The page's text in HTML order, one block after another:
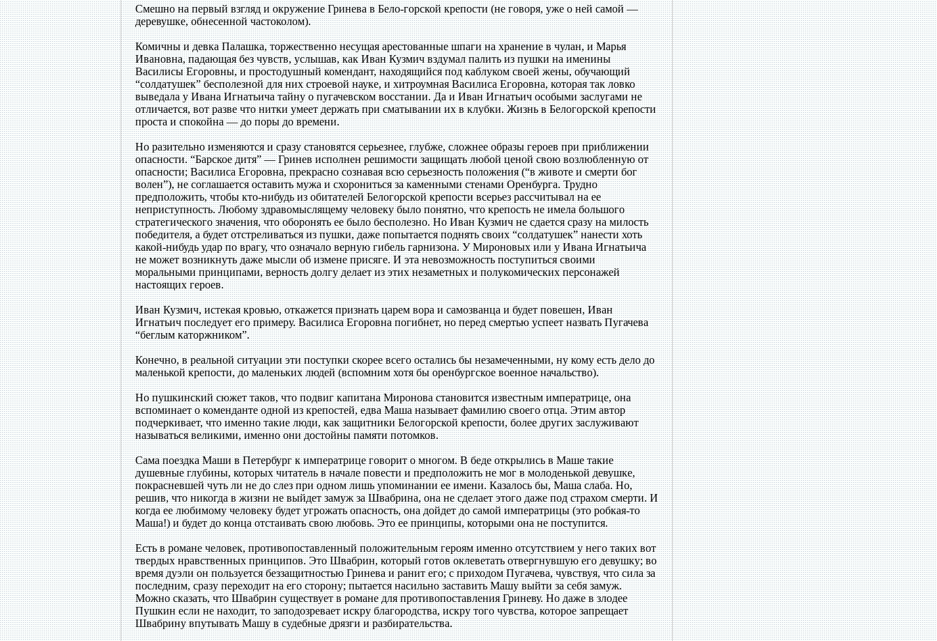
Смешно на первый взгляд и окружение Гринева в Бело-горской крепости (не говоря, уже о ней самой —
деревушке, обнесенной частоколом).
Комичны и девка Палашка, торжественно несущая арестованные шпаги на хранение в чулан, и Марья
Ивановна, падающая без чувств, услышав, как Иван Кузмич вздумал палить из пушки на именины
Василисы Егоровны, и простодушный комендант, находящийся под каблуком своей жены, обучающий
“солдатушек” бесполезной для них строевой науке, и хитроумная Василиса Егоровна, которая так ловко
выведала у Ивана Игнатьича тайну о пугачевском восстании. Да и Иван Игнатьич особыми заслугами не
отличается, вот разве что нитки умеет держать при сматывании их в клубки. Жизнь в Белогорской крепости
проста и спокойна — до поры до времени.
Но разительно изменяются и сразу становятся серьезнее, глубже, сложнее образы героев при приближении
опасности. “Барское дитя” — Гринев исполнен решимости защищать любой ценой свою возлюбленную от
опасности; Василиса Егоровна, прекрасно сознавая всю серьезность положения (“в животе и смерти бог
волен”), не соглашается оставить мужа и схорониться за каменными стенами Оренбурга. Трудно
предположить, чтобы кто-нибудь из обитателей Белогорской крепости всерьез рассчитывал на ее
неприступность. Любому здравомыслящему человеку было понятно, что крепость не имела большого
стратегического значения, что оборонять ее было бесполезно. Но Иван Кузмич не сдается сразу на милость
победителя, а будет отстреливаться из пушки, даже попытается поднять своих “солдатушек” нанести хоть
какой-нибудь удар по врагу, что означало верную гибель гарнизона. У Мироновых или у Ивана Игнатьича
не может возникнуть даже мысли об измене присяге. И эта невозможность поступиться своими
моральными принципами, верность долгу делает из этих незаметных и полукомических персонажей
настоящих героев.
Иван Кузмич, истекая кровью, откажется признать царем вора и самозванца и будет повешен, Иван
Игнатьич последует его примеру. Василиса Егоровна погибнет, но перед смертью успеет назвать Пугачева
“беглым каторжником”.
Конечно, в реальной ситуации эти поступки скорее всего остались бы незамеченными, ну кому есть дело до
маленькой крепости, до маленьких людей (вспомним хотя бы оренбургское военное начальство).
Но пушкинский сюжет таков, что подвиг капитана Миронова становится известным императрице, она
вспоминает о коменданте одной из крепостей, едва Маша называет фамилию своего отца. Этим автор
подчеркивает, что именно такие люди, как защитники Белогорской крепости, более других заслуживают
называться великими, именно они достойны памяти потомков.
Сама поездка Маши в Петербург к императрице говорит о многом. В беде открылись в Маше такие
душевные глубины, которых читатель в начале повести и предположить не мог в молоденькой девушке,
покрасневшей чуть ли не до слез при одном лишь упоминании ее имени. Казалось бы, Маша слаба. Но,
решив, что никогда в жизни не выйдет замуж за Швабрина, она не сделает этого даже под страхом смерти. И
когда ее любимому человеку будет угрожать опасность, она дойдет до самой императрицы (это робкая-то
Маша!) и будет до конца отстаивать свою любовь. Это ее принципы, которыми она не поступится.
Есть в романе человек, противопоставленный положительным героям именно отсутствием у него таких вот
твердых нравственных принципов. Это Швабрин, который готов оклеветать отвергнувшую его девушку; во
время дуэли он пользуется беззащитностью Гринева и ранит его; с приходом Пугачева, чувствуя, что сила за
последним, сразу переходит на его сторону; пытается насильно заставить Машу выйти за себя замуж.
Можно сказать, что Швабрин существует в романе для противопоставления Гриневу. Но даже в злодее
Пушкин если не находит, то заподозревает искру благородства, искру того чувства, которое запрещает
Швабрину впутывать Машу в судебные дрязги и разбирательства.